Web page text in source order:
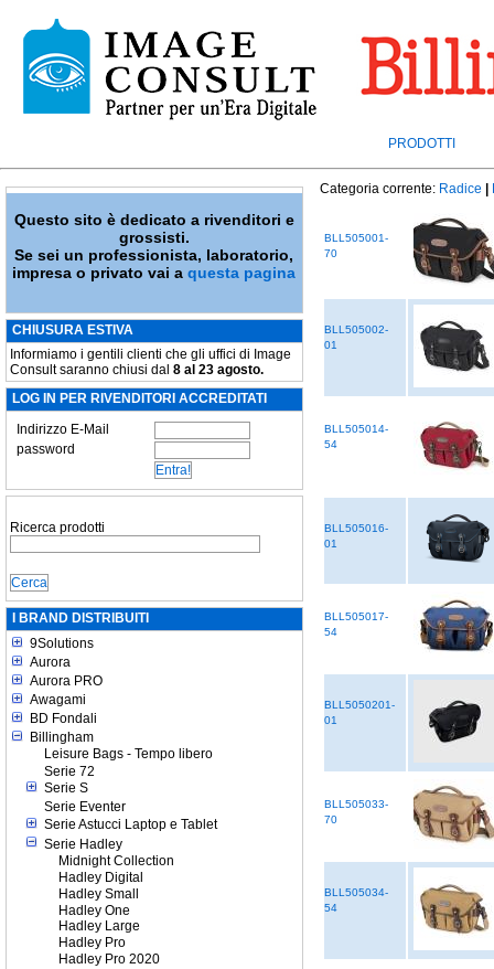
PRODOTTI
Questo sito è dedicato a rivenditori e
grossisti.
Se sei un professionista, laboratorio,
impresa o privato vai aquesta pagina
CHIUSURA ESTIVA
Informiamo i gentili clienti che gli uffici di Image
Consult saranno chiusi dal 8 al 23 agosto.
LOG IN PER RIVENDITORI ACCREDITATI
Indirizzo E-Mail
password
Ricerca prodotti
I BRAND DISTRIBUITI
9Solutions
Aurora
Aurora PRO
Awagami
BD Fondali
Billingham
Leisure Bags - Tempo libero
Serie 72
Serie S
Serie Eventer
Serie Astucci Laptop e Tablet
Serie Hadley
Midnight Collection
Hadley Digital
Hadley Small
Hadley One
Hadley Large
Hadley Pro
Hadley Pro 2020
Categoria corrente: Radice
BLL505001-
70
BLL505002-
01
BLL505014-
54
BLL505016-
01
BLL505017-
54
BLL5050201-
01
BLL505033-
70
BLL505034-
54